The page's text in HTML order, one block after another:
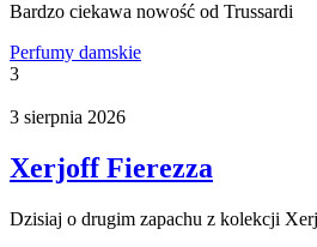
Bardzo ciekawa nowość od Trussardi
Perfumy damskie
3
3 sierpnia 2026
Xerjoff Fierezza
Dzisiaj o drugim zapachu z kolekcji